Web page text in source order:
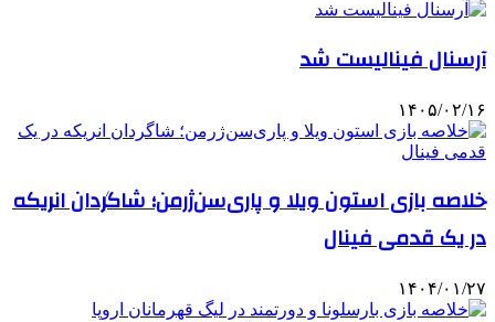
آرسنال فینالیست شد
۱۴۰۵/۰۲/۱۶
خلاصه بازی استون ویلا و پاری‌سن‌ژرمن؛ شاگردان انریکه
در یک قدمی فینال
۱۴۰۴/۰۱/۲۷